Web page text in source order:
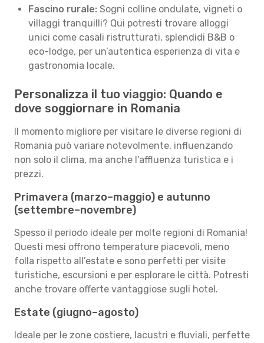
Fascino rurale: Sogni colline ondulate, vigneti o
villaggi tranquilli? Qui potresti trovare alloggi
unici come casali ristrutturati, splendidi B&B o
eco-lodge, per un’autentica esperienza di vita e
gastronomia locale.
Personalizza il tuo viaggio: Quando e
dove soggiornare in Romania
Il momento migliore per visitare le diverse regioni di
Romania può variare notevolmente, influenzando
non solo il clima, ma anche l'affluenza turistica e i
prezzi.
Primavera (marzo–maggio) e autunno
(settembre–novembre)
Spesso il periodo ideale per molte regioni di Romania!
Questi mesi offrono temperature piacevoli, meno
folla rispetto all’estate e sono perfetti per visite
turistiche, escursioni e per esplorare le città. Potresti
anche trovare offerte vantaggiose sugli hotel.
Estate (giugno–agosto)
Ideale per le zone costiere, lacustri e fluviali, perfette